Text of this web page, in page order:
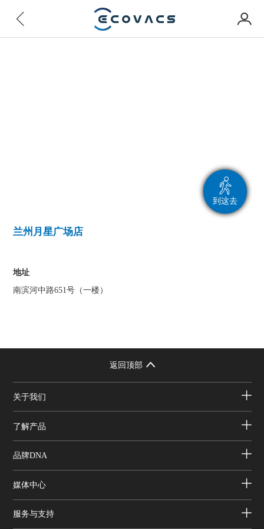
到这去
兰州月星广场店
地址
南滨河中路651号（一楼）
返回顶部
关于我们
了解产品
品牌DNA
媒体中心
服务与支持